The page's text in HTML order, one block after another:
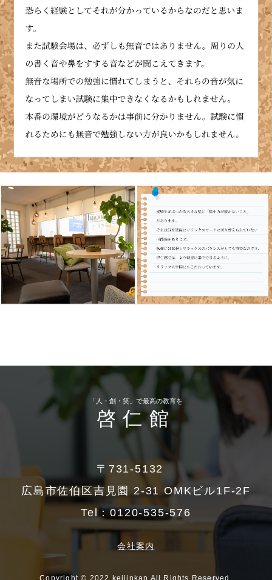
「人・創・笑」で最高の教育を
啓仁館
〒731-5132
広島市佐伯区吉見園 2-31 OMKビル1F-2F
Tel：0120-535-576
会社案内